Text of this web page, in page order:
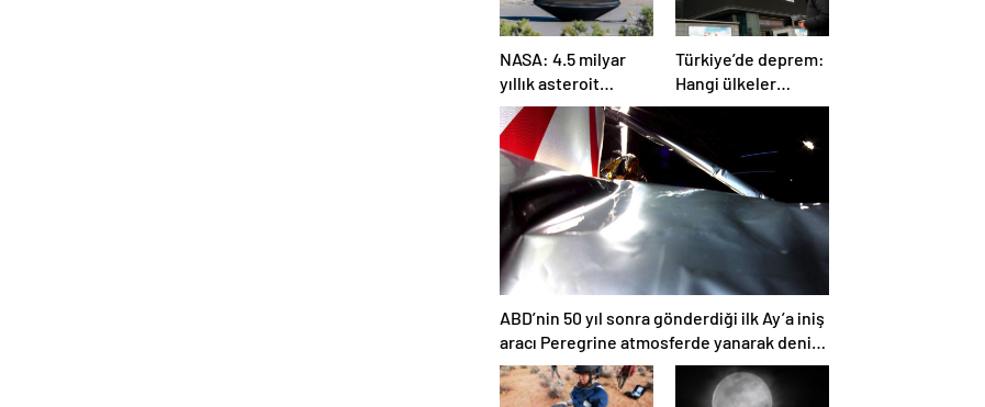
NASA: 4.5 milyar
yıllık asteroit
örnekleri Dünya’ya
getirildi; yaşamın
başlangıcına ışık
tutabilir
Türkiye’de deprem:
Hangi ülkeler
yardım ediyor?
ABD’nin 50 yıl sonra gönderdiği ilk Ay’a iniş
aracı Peregrine atmosferde yanarak denize
düştü